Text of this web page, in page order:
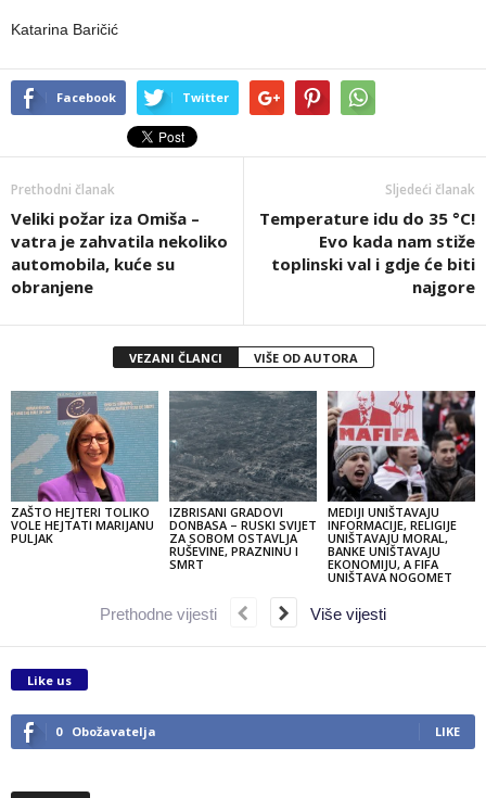
Katarina Baričić
Facebook Twitter
Prethodni članak
Veliki požar iza Omiša –
vatra je zahvatila nekoliko
automobila, kuće su
obranjene
Sljedeći članak
Temperature idu do 35 °C!
Evo kada nam stiže
toplinski val i gdje će biti
najgore
VEZANI ČLANCI VIŠE OD AUTORA
ZAŠTO HEJTERI TOLIKO
VOLE HEJTATI MARIJANU
PULJAK
IZBRISANI GRADOVI
DONBASA – RUSKI SVIJET
ZA SOBOM OSTAVLJA
RUŠEVINE, PRAZNINU I
SMRT
MEDIJI UNIŠTAVAJU
INFORMACIJE, RELIGIJE
UNIŠTAVAJU MORAL,
BANKE UNIŠTAVAJU
EKONOMIJU, A FIFA
UNIŠTAVA NOGOMET
Prethodne vijesti Više vijesti
Like us
0 Obožavatelja LIKE